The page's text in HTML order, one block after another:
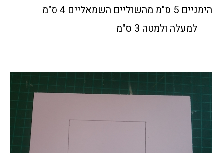
הימניים 5 ס"מ מהשוליים השמאליים 4 ס"מ
למעלה ולמטה 3 ס"מ